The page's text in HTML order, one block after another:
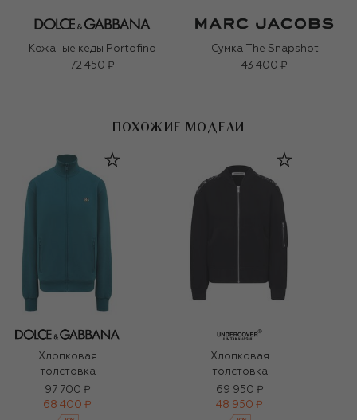
Кожаные кеды Portofino
72 450 ₽
Сумка The Snapshot
43 400 ₽
ПОХОЖИЕ МОДЕЛИ
Хлопковая
толстовка
97 700 ₽
68 400 ₽
Хлопковая
толстовка
69 950 ₽
48 950 ₽